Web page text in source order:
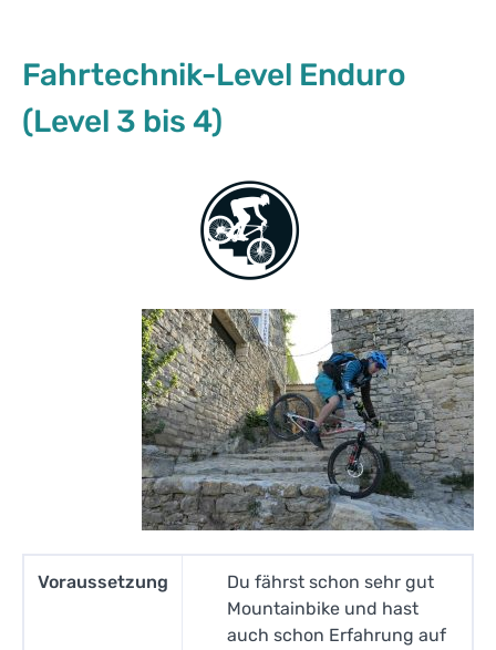
Fahrtechnik-Level Enduro
(Level 3 bis 4)
Voraussetzung
Du fährst schon sehr gut
Mountainbike und hast
auch schon Erfahrung auf